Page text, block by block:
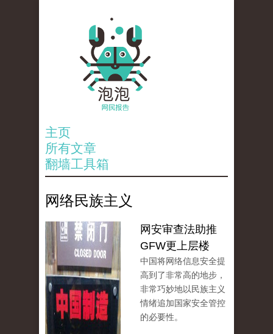
主页
所有文章
翻墙工具箱
网络民族主义
网安审查法助推
GFW更上层楼
中国将网络信息安全提
高到了非常高的地步，
非常巧妙地以民族主义
情绪追加国家安全管控
的必要性。